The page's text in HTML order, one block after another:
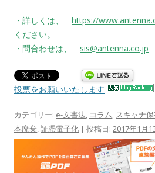
・詳しくは、 https://
ください。
・問合わせは、 sis@antenna.co.jp
投票をお願いいたします
カテゴリー: e-文書法, コラム, スキャナ
本廃棄,証憑電子化 | 投稿日: 2017年1月